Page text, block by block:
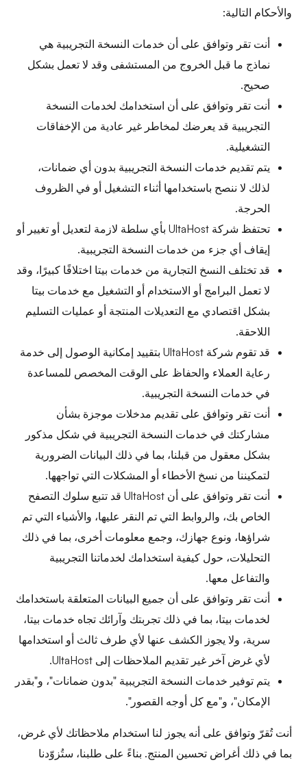
والأحكام التالية:
أنت تقر وتوافق على أن خدمات النسخة التجريبية هي
نماذج ما قبل الخروج من المستشفى وقد لا تعمل بشكل
صحيح.
أنت تقر وتوافق على أن استخدامك لخدمات النسخة
التجريبية قد يعرضك لمخاطر غير عادية من الإخفاقات
التشغيلية.
يتم تقديم خدمات النسخة التجريبية بدون أي ضمانات،
لذلك لا ننصح باستخدامها أثناء التشغيل أو في الظروف
الحرجة.
تحتفظ شركة UltaHost بأي سلطة لازمة لتعديل أو تغيير أو
إيقاف أي جزء من خدمات النسخة التجريبية.
قد تختلف النسخ التجارية من خدمات بيتا اختلافًا كبيرًا، وقد
لا تعمل البرامج أو الاستخدام أو التشغيل مع خدمات بيتا
بشكل اقتصادي مع التعديلات المنتجة أو عمليات التسليم
اللاحقة.
قد تقوم شركة UltaHost بتقييد إمكانية الوصول إلى خدمة
رعاية العملاء والحفاظ على الوقت المخصص للمساعدة
في خدمات النسخة التجريبية.
أنت تقر وتوافق على تقديم مدخلات موجزة بشأن
مشاركتك في خدمات النسخة التجريبية في شكل مذكور
بشكل معقول من قبلنا، بما في ذلك البيانات الضرورية
لتمكيننا من نسخ الأخطاء أو المشكلات التي تواجهها.
أنت تقر وتوافق على أن UltaHost قد تتبع سلوك التصفح
الخاص بك، والروابط التي تم النقر عليها، والأشياء التي تم
شراؤها، ونوع جهازك، وجمع معلومات أخرى، بما في ذلك
التحليلات، حول كيفية استخدامك لخدماتنا التجريبية
والتفاعل معها.
أنت تقر وتوافق على أن جميع البيانات المتعلقة باستخدامك
لخدمات بيتا، بما في ذلك تجربتك وآرائك تجاه خدمات بيتا،
سرية، ولا يجوز الكشف عنها لأي طرف ثالث أو استخدامها
لأي غرض آخر غير تقديم الملاحظات إلى UltaHost.
يتم توفير خدمات النسخة التجريبية "بدون ضمانات"، و"بقدر
الإمكان"، و"مع كل أوجه القصور".
أنت تُقرّ وتوافق على أنه يجوز لنا استخدام ملاحظاتك لأي غرض،
بما في ذلك أغراض تحسين المنتج. بناءً على طلبنا، ستُزوّدنا